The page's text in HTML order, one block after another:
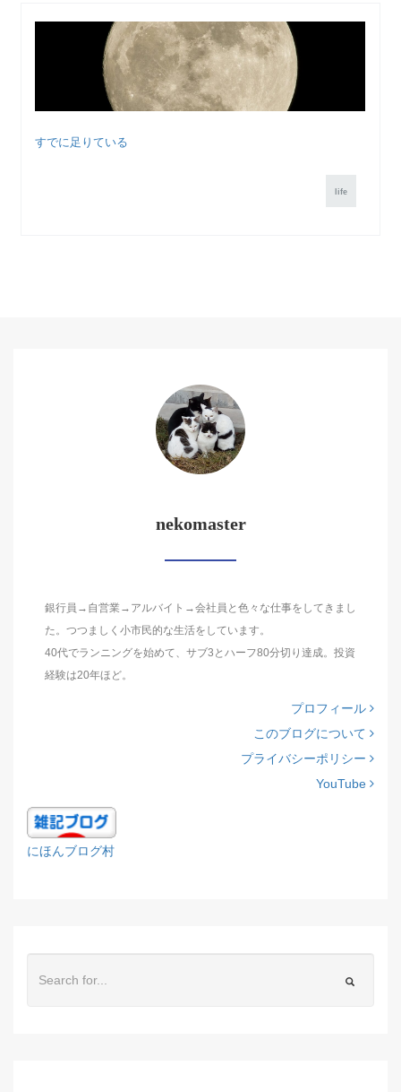
すでに足りている
life
nekomaster
銀行員→自営業→アルバイト→会社員と色々な仕事をしてきまし
た。つつましく小市民的な生活をしています。
40代でランニングを始めて、サブ3とハーフ80分切り達成。投資
経験は20年ほど。
プロフィール
このブログについて
プライバシーポリシー
YouTube
にほんブログ村